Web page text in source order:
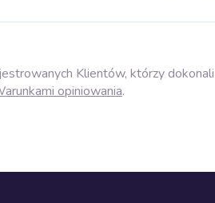
Klientów, którzy
opiniowania.